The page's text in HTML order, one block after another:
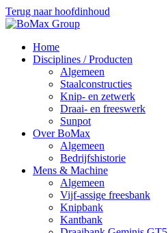
Terug naar hoofdinhoud
Home
Disciplines / Producten
Algemeen
Staalconstructies
Knip- en zetwerk
Draai- en freeswerk
Sunpot
Over BoMax
Algemeen
Bedrijfshistorie
Mens & Machine
Algemeen
Vijf-assige freesbank
Knipbank
Kantbank